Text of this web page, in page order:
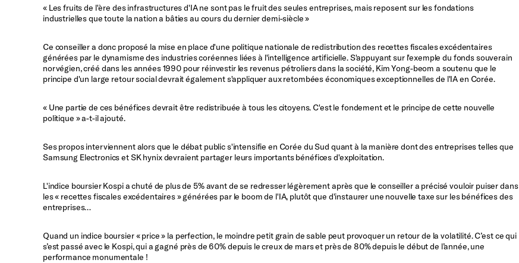
« Les fruits de l'ère des infrastructures d'IA ne sont pas le fruit des seules entreprises, mais reposent sur les fondations
industrielles que toute la nation a bâties au cours du dernier demi-siècle »
Ce conseiller a donc proposé la mise en place d'une politique nationale de redistribution des recettes fiscales excédentaires
générées par le dynamisme des industries coréennes liées à l'intelligence artificielle. S'appuyant sur l'exemple du fonds souverain
norvégien, créé dans les années 1990 pour réinvestir les revenus pétroliers dans la société, Kim Yong-beom a soutenu que le
principe d'un large retour social devrait également s'appliquer aux retombées économiques exceptionnelles de l'IA en Corée.
« Une partie de ces bénéfices devrait être redistribuée à tous les citoyens. C'est le fondement et le principe de cette nouvelle
politique » a-t-il ajouté.
Ses propos interviennent alors que le débat public s'intensifie en Corée du Sud quant à la manière dont des entreprises telles que
Samsung Electronics et SK hynix devraient partager leurs importants bénéfices d'exploitation.
L'indice boursier Kospi a chuté de plus de 5% avant de se redresser légèrement après que le conseiller a précisé vouloir puiser dans
les « recettes fiscales excédentaires » générées par le boom de l'IA, plutôt que d'instaurer une nouvelle taxe sur les bénéfices des
entreprises…
Quand un indice boursier « price » la perfection, le moindre petit grain de sable peut provoquer un retour de la volatilité. C’est ce qui
s’est passé avec le Kospi, qui a gagné près de 60% depuis le creux de mars et près de 80% depuis le début de l’année, une
performance monumentale !